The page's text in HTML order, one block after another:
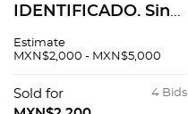
IDENTIFICADO. Sin
fechado Parra 77.
60.5 cm
Estimate
MXN$2,000 - MXN$5,000
4 Bids
Sold for